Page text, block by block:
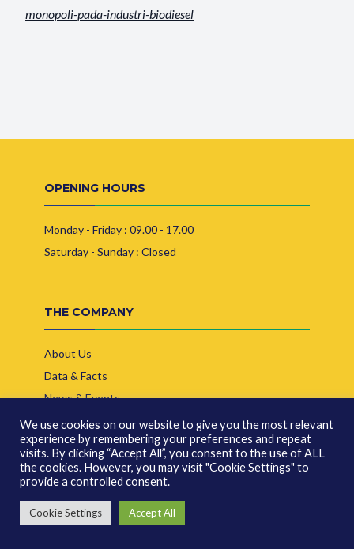
monopoli-pada-industri-biodiesel
OPENING HOURS
Monday - Friday : 09.00 - 17.00
Saturday - Sunday : Closed
THE COMPANY
About Us
Data & Facts
News & Events
Bulletin
SUPPORTS
Terms and Conditions
We use cookies on our website to give you the most relevant
experience by remembering your preferences and repeat
visits. By clicking “Accept All”, you consent to the use of ALL
the cookies. However, you may visit "Cookie Settings" to
provide a controlled consent.
Cookie Settings Accept All